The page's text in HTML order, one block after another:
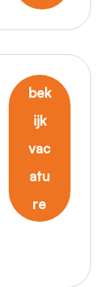
bek
ijk
vac
atu
re